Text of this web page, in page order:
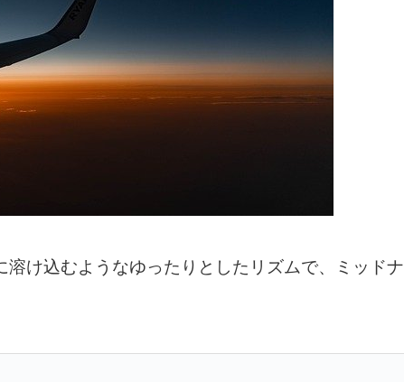
け込むようなゆったりとしたリズムで、ミッドナ